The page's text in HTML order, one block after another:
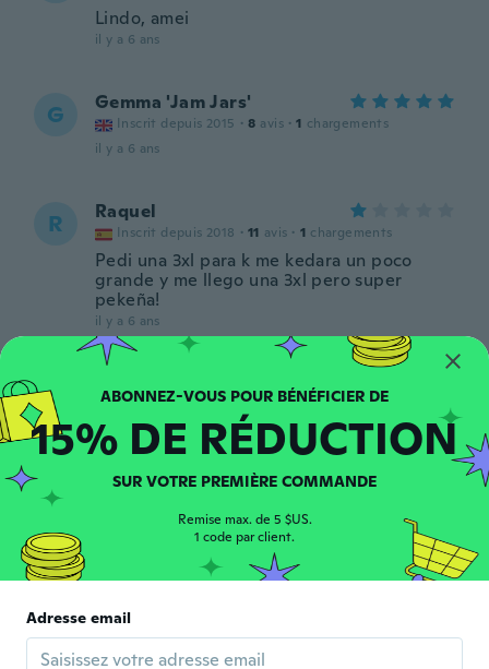
Lindo, amei
il y a 6 ans
G Gemma 'Jam Jars'
Inscrit depuis 2015 · 8 avis · 1 chargements
il y a 6 ans
R Raquel
Inscrit depuis 2018 · 11 avis · 1 chargements
Pedi una 3xl para k me kedara un poco
grande y me llego una 3xl pero super
pekeña!
il y a 6 ans
H Inscrit depuis 2017 · 3 avis
il y a 6 ans
恭 恭子
Inscrit depuis 2019 · 5 avis
J Inscrit depuis 2013
15% DE RÉDUCTION
SUR VOTRE PREMIÈRE COMMANDE
Remise max. de 5 $US.
1 code par client.
Adresse email